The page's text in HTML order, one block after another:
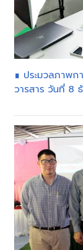
∎ ประมวลภาพก
วารสาร วันที่ 8